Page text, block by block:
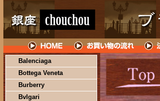
Balenciaga
Bottega Veneta
Burberry
Bvlgari